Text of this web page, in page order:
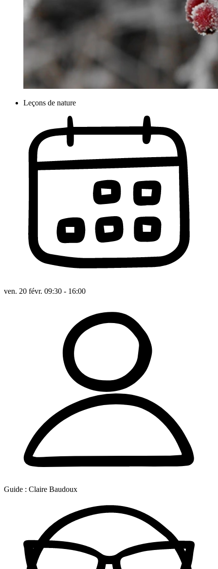
Leçons de nature
ven. 20 févr. 09:30 - 16:00
Guide : Claire Baudoux